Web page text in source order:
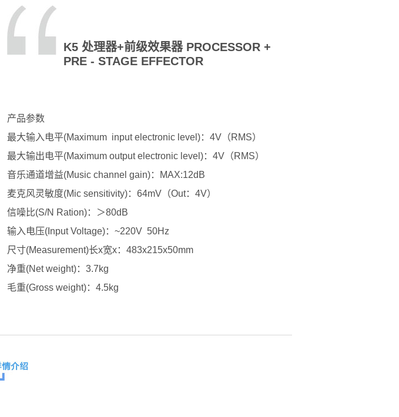
K5 处理器+前级效果器 PROCESSOR +
PRE - STAGE EFFECTOR
产品参数
最大输入电平(Maximum input electronic level)：4V（RMS）
最大输出电平(Maximum output electronic level)：4V（RMS）
音乐通道增益(Music channel gain)：MAX:12dB
麦克风灵敏度(Mic sensitivity)：64mV（Out：4V）
信噪比(S/N Ration)：＞80dB
输入电压(Input Voltage)：~220V 50Hz
尺寸(Measurement)长x宽x：483x215x50mm
净重(Net weight)：3.7kg
毛重(Gross weight)：4.5kg